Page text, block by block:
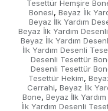
Tesettür Hemşire
Bonesi, Beyaz İlk
Beyaz İlk Yardım
Beyaz İlk Yardım
Beyaz İlk Yardım
İlk Yardım Desenli
Desenli Tesettür
Desenli Tesettür
Tesettür Hekim,
Cerrahi, Beyaz İlk
Bone, Beyaz İlk
İlk Yardım Desenli